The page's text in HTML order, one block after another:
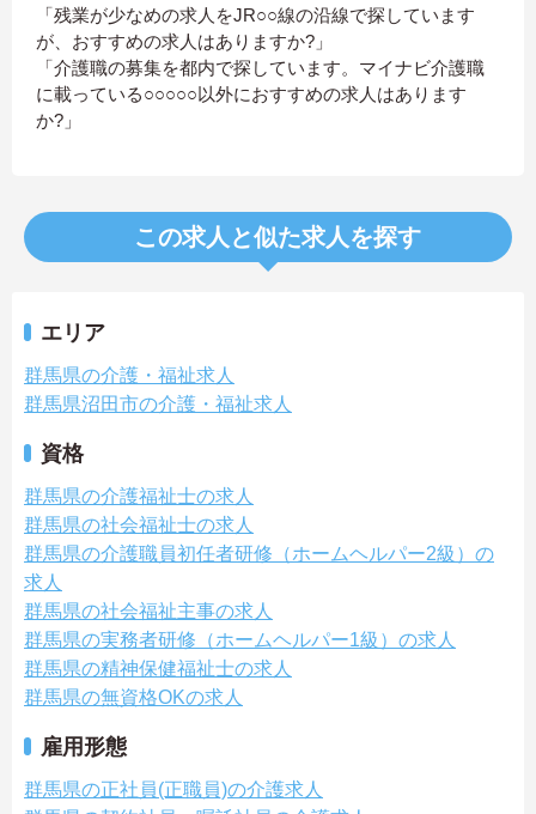
「残業が少なめの求人をJR○○線の沿線で探しています
が、おすすめの求人はありますか?」
「介護職の募集を都内で探しています。マイナビ介護職
に載っている○○○○○以外におすすめの求人はあります
か?」
この求人と似た求人を探す
エリア
群馬県の介護・福祉求人
群馬県沼田市の介護・福祉求人
資格
群馬県の介護福祉士の求人
群馬県の社会福祉士の求人
群馬県の介護職員初任者研修（ホームヘルパー2級）の
求人
群馬県の社会福祉主事の求人
群馬県の実務者研修（ホームヘルパー1級）の求人
群馬県の精神保健福祉士の求人
群馬県の無資格OKの求人
雇用形態
群馬県の正社員(正職員)の介護求人